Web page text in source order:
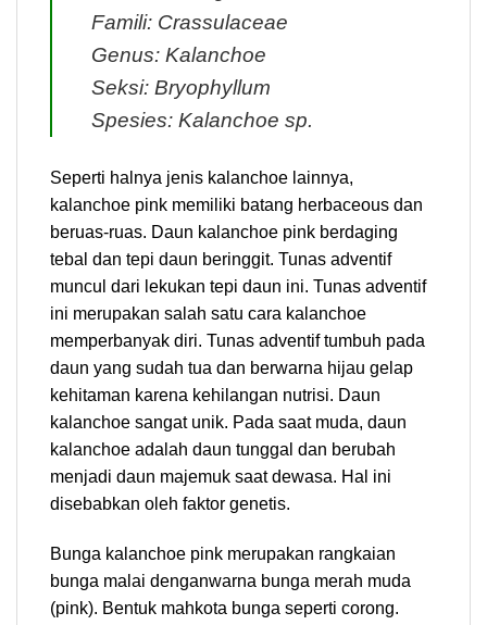
Famili: Crassulaceae
Genus: Kalanchoe
Seksi: Bryophyllum
Spesies: Kalanchoe sp.
Seperti halnya jenis kalanchoe lainnya,
kalanchoe pink memiliki batang herbaceous dan
beruas-ruas. Daun kalanchoe pink berdaging
tebal dan tepi daun beringgit. Tunas adventif
muncul dari lekukan tepi daun ini. Tunas adventif
ini merupakan salah satu cara kalanchoe
memperbanyak diri. Tunas adventif tumbuh pada
daun yang sudah tua dan berwarna hijau gelap
kehitaman karena kehilangan nutrisi. Daun
kalanchoe sangat unik. Pada saat muda, daun
kalanchoe adalah daun tunggal dan berubah
menjadi daun majemuk saat dewasa. Hal ini
disebabkan oleh faktor genetis.
Bunga kalanchoe pink merupakan rangkaian
bunga malai denganwarna bunga merah muda
(pink). Bentuk mahkota bunga seperti corong.